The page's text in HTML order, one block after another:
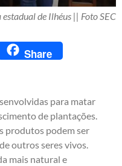
de Ilhéus || Foto SEC
Share
para matar
de plantações.
produtos podem ser
outros seres vivos.
mais natural e